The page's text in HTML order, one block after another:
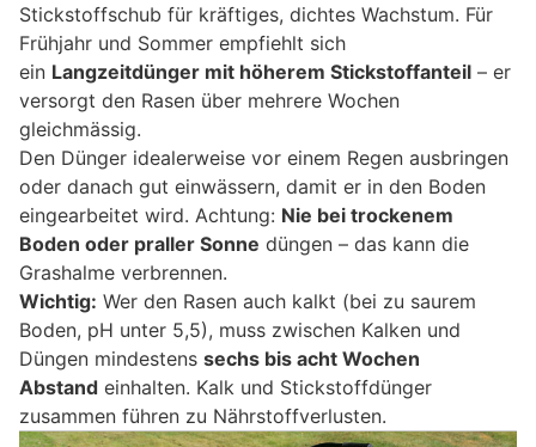
Stickstoffschub für kräftiges, dichtes Wachstum. Für
Frühjahr und Sommer empfiehlt sich
ein Langzeitdünger mit höherem Stickstoffanteil – er
versorgt den Rasen über mehrere Wochen
gleichmässig.
Den Dünger idealerweise vor einem Regen ausbringen
oder danach gut einwässern, damit er in den Boden
eingearbeitet wird. Achtung: Nie bei trockenem
Boden oder praller Sonne düngen – das kann die
Grashalme verbrennen.
Wichtig: Wer den Rasen auch kalkt (bei zu saurem
Boden, pH unter 5,5), muss zwischen Kalken und
Düngen mindestens sechs bis acht Wochen
Abstand einhalten. Kalk und Stickstoffdünger
zusammen führen zu Nährstoffverlusten.